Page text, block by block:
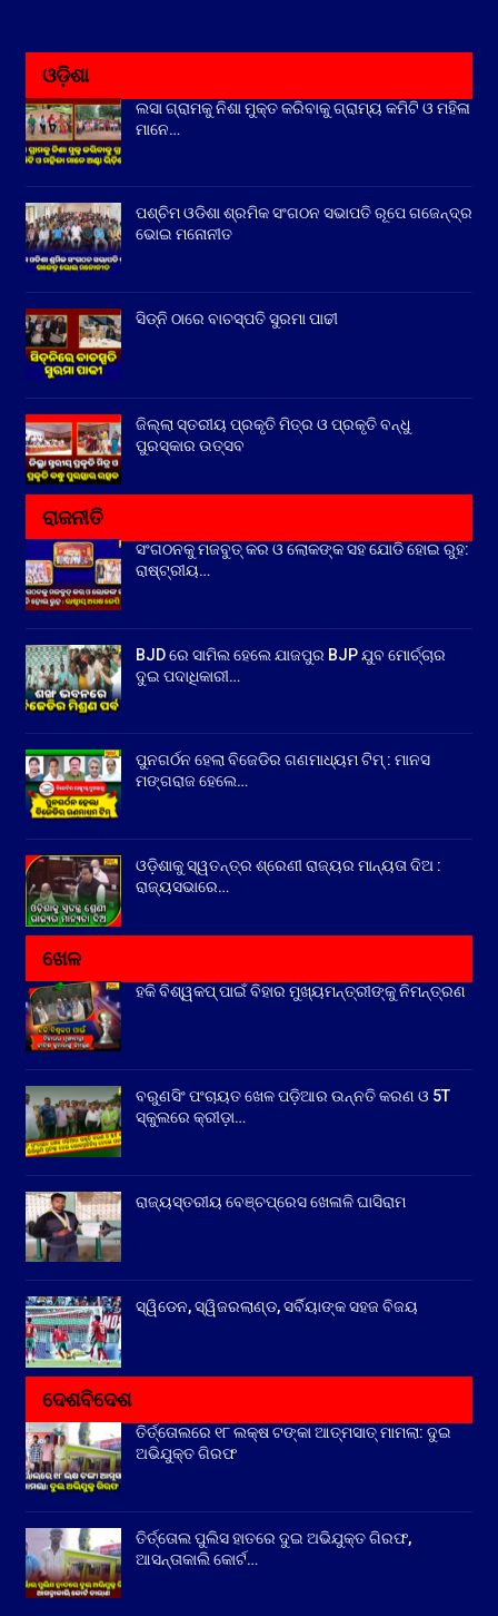
ଓଡ଼ିଶା
ଲସା ଗ୍ରାମକୁ ନିଶା ମୁକ୍ତ କରିବାକୁ ଗ୍ରାମ୍ୟ କମିଟି ଓ ମହିଳା
ମାନେ…
ପଶ୍ଚିମ ଓଡିଶା ଶ୍ରମିକ ସଂଗଠନ ସଭାପତି ରୂପେ ଗଜେନ୍ଦ୍ର
ଭୋଇ ମନୋନୀତ
ସିଡ୍‌ନି ଠାରେ ବାଚସ୍ପତି ସୁରମା ପାଢୀ
ଜିଲ୍ଲା ସ୍ତରୀୟ ପ୍ରକୃତି ମିତ୍ର ଓ ପ୍ରକୃତି ବନ୍ଧୁ
ପୁରସ୍କାର ଉତ୍ସବ
ରାଜନୀତି
ସଂଗଠନକୁ ମଜବୁତ୍ କର ଓ ଲୋକଙ୍କ ସହ ଯୋଡି ହୋଇ ରୁହ:
ରାଷ୍ଟ୍ରୀୟ…
BJD ରେ ସାମିଲ ହେଲେ ଯାଜପୁର BJP ଯୁବ ମୋର୍ଚ୍ଚାର
ଦୁଇ ପଦାଧିକାରୀ…
ପୁନଗର୍ଠନ ହେଲା ବିଜେଡିର ଗଣମାଧ୍ୟମ ଟିମ୍ : ମାନସ
ମଙ୍ଗରାଜ ହେଲେ…
ଓଡ଼ିଶାକୁ ସ୍ୱତନ୍ତ୍ର ଶ୍ରେଣୀ ରାଜ୍ୟର ମାନ୍ୟତା ଦିଅ :
ରାଜ୍ୟସଭାରେ…
ଖେଳ
ହକି ବିଶ୍ୱକପ୍ ପାଇଁ ବିହାର ମୁଖ୍ୟମନ୍ତ୍ରୀଙ୍କୁ ନିମନ୍ତ୍ରଣ
ବରୁଣସିଂ ପଂଚାୟତ ଖେଳ ପଡ଼ିଆର ଉନ୍ନତି କରଣ ଓ 5T
ସ୍କୁଲରେ କ୍ରୀଡ଼ା…
ରାଜ୍ୟସ୍ତରୀୟ ବେଞ୍ଚପ୍ରେସ ଖେଳାଳି ଘାସିରାମ
ସ୍ୱିଡେନ, ସ୍ୱିଜରଲାଣ୍ଡ, ସର୍ବିୟାଙ୍କ ସହଜ ବିଜୟ
ଦେଶବିଦେଶ
ତିର୍ତ୍ତୋଲରେ ୧୮ ଲକ୍ଷ ଟଙ୍କା ଆତ୍ମସାତ୍ ମାମଲା: ଦୁଇ
ଅଭିଯୁକ୍ତ ଗିରଫ
ତିର୍ତ୍ତୋଲ ପୁଲିସ ହାତରେ ଦୁଇ ଅଭିଯୁକ୍ତ ଗିରଫ,
ଆସନ୍ତାକାଲି କୋର୍ଟ…